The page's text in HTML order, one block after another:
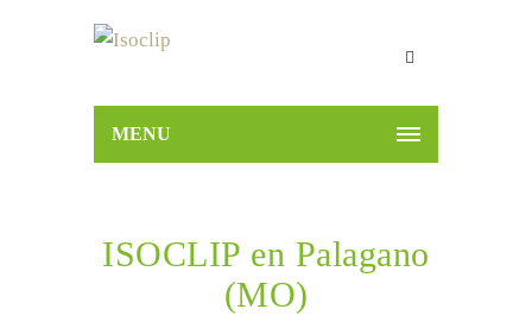
MENU
ISOCLIP en Palagano
(MO)